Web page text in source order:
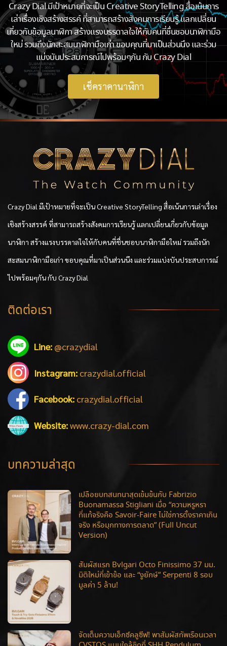
Crazy Dial มีเป้าหมายที่จะเป็น Creative StoryTelling สื่อเน้นการ
เล่าเรื่องเชิงสร้างสรรค์ ที่สามารถสร้างสังคมการเรียนรู้ แลกเปลี่ยน
เกี่ยวกับข้อมูลนาฬิกา สร้างแรงบรรดาลใจให้กับคนที่ชื่นชอบนาฬิกามือ
ใหม่ รวมถึงนักสะสมนาฬิกามือเก่า ขอบคุณที่มาเป็นส่วนนึง และร่วม
แบ่งบันประสบการณ์ไปพร้อมๆกัน กับ Crazy Dial
เช็คราคานาฬิกา
Crazy Dial มีเป้าหมายที่จะเป็น Creative StoryTelling สื่อเน้นการเล่าเรื่อง
เชิงสร้างสรรค์ ที่สามารถสร้างสังคมการเรียนรู้ แลกเปลี่ยนเกี่ยวกับข้อมูล
นาฬิกา สร้างแรงบรรดาลใจให้กับคนที่ชื่นชอบนาฬิกามือใหม่ รวมถึงนัก
สะสมนาฬิกามือเก่า ขอบคุณที่มาเป็นส่วนนึง และร่วมแบ่งบันประสบการณ์
ไปพร้อมๆกัน กับ Crazy Dial
ติดต่อเรา
Line: @crazydial
Instagram: crazydial.official
Facebook: crazydial.official
Website:www.crazy-dial.com
บทความล่าสุด
เปลือยบทสนทนาสุดเข้มข้นกับ Fabrizio
Buonamassa Stigliani เมื่อ “ความหรูหรา
ที่แท้จริงคือ Savoir-Faire ไม่ใช่การตั้งราคาเกิน
จริง หรือมุกทางการตลาด” (Full Uncut
Version)
สัมผัสแรก Bvlgari Octo Finissimo 37 มม.
มิติใหม่ที่เข้าข้อ และ “งูยักษ์” Serpenti 8 รอบ
มูลค่า 5 ล้าน!
จัดเต็มความเอ็กซ์คลูซีฟ! พาสัมผัสทัพเรือนเวลา